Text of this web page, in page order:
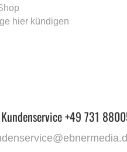
hier kündigen
+49 731